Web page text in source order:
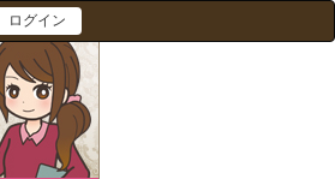
ログイン